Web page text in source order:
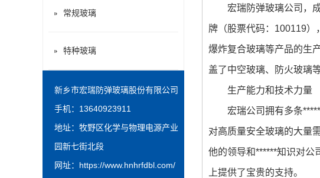
宏瑞防弹玻璃公司，
牌（股票代码：100119
爆炸复合玻璃等产品的生
盖了中空玻璃、防火玻璃
生产能力和技术力量
宏瑞公司拥有多条
对高质量安全玻璃的大量
他的领导和******知识对公
上提供了宝贵的支持。
常规玻璃
特种玻璃
新乡市宏瑞防弹玻璃股份有限公司
手机：13640923911
地址：牧野区化学与物理电源产业
园新七街北段
网址： https://www.hnhrfdbl.com/